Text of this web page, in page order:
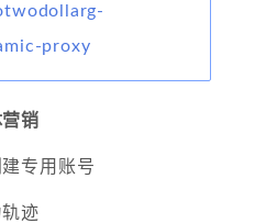
proxy
销
专用账号
迹